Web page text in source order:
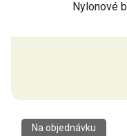
Nylonové
Na objednávku